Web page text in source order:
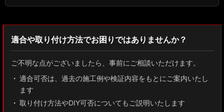
適合や取り付け方法でお困りではありませんか？
ご不明な点がございましたら、事前にご相談いただけます。
適合可否は、過去の施工例や検証内容をもとにご案内いたし
ます
取り付け方法やDIY可否についてもご説明いたします